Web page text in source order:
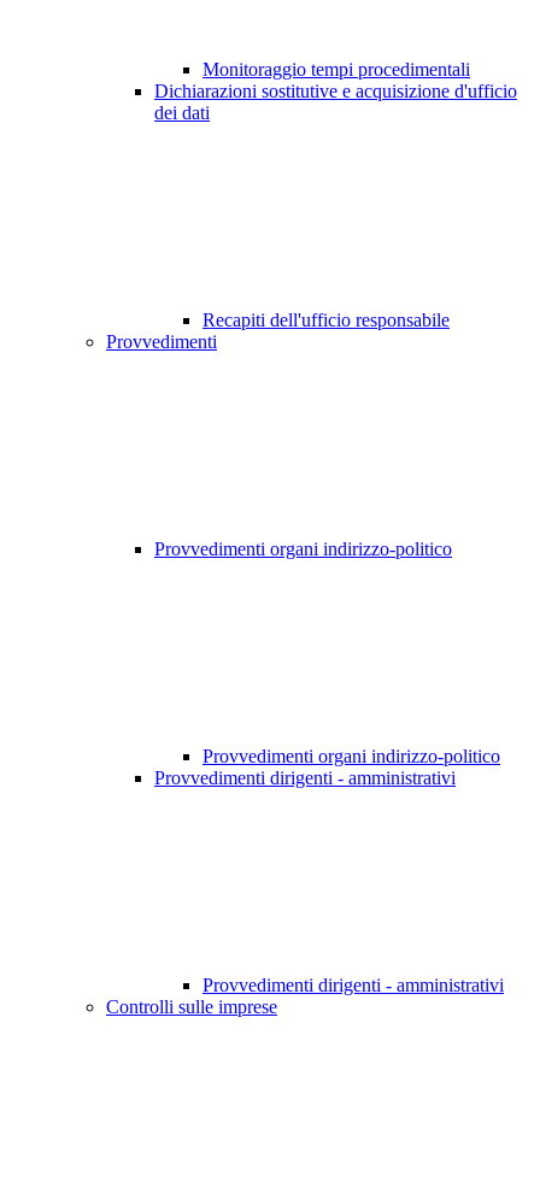
Monitoraggio tempi procedimentali
Dichiarazioni sostitutive e acquisizione d'ufficio
dei dati
Recapiti dell'ufficio responsabile
Provvedimenti
Provvedimenti organi indirizzo-politico
Provvedimenti organi indirizzo-politico
Provvedimenti dirigenti - amministrativi
Provvedimenti dirigenti - amministrativi
Controlli sulle imprese